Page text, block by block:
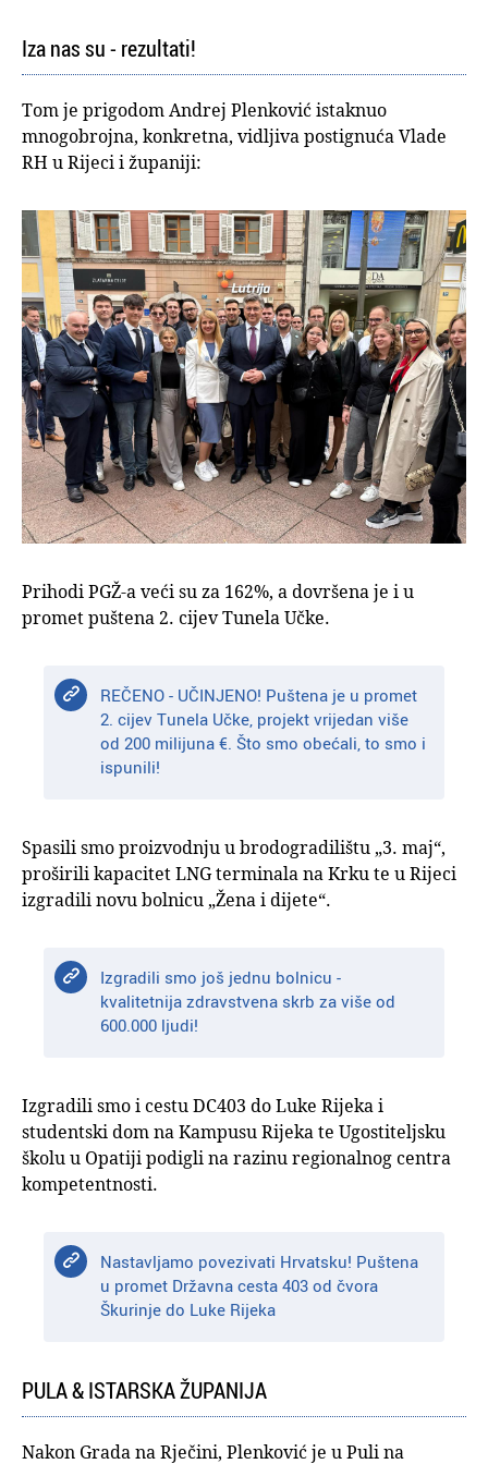
Iza nas su - rezultati!
Tom je prigodom Andrej Plenković istaknuo
mnogobrojna, konkretna, vidljiva postignuća Vlade
RH u Rijeci i županiji:
Prihodi PGŽ-a veći su za 162%, a dovršena je i u
promet puštena 2. cijev Tunela Učke.
REČENO - UČINJENO! Puštena je u promet
2. cijev Tunela Učke, projekt vrijedan više
od 200 milijuna €. Što smo obećali, to smo i
ispunili!
Spasili smo proizvodnju u brodogradilištu „3. maj“,
proširili kapacitet LNG terminala na Krku te u Rijeci
izgradili novu bolnicu „Žena i dijete“.
Izgradili smo još jednu bolnicu -
kvalitetnija zdravstvena skrb za više od
600.000 ljudi!
Izgradili smo i cestu DC403 do Luke Rijeka i
studentski dom na Kampusu Rijeka te Ugostiteljsku
školu u Opatiji podigli na razinu regionalnog centra
kompetentnosti.
Nastavljamo povezivati Hrvatsku! Puštena
u promet Državna cesta 403 od čvora
Škurinje do Luke Rijeka
PULA & ISTARSKA ŽUPANIJA
Nakon Grada na Rječini, Plenković je u Puli na